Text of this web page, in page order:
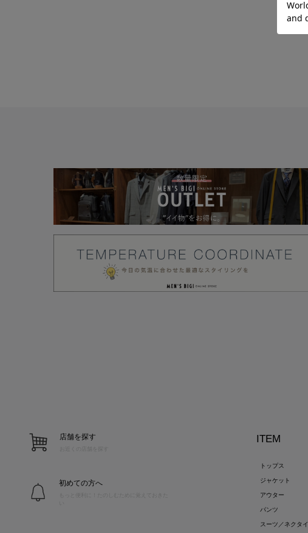
店舗を探す
お近くの店舗を探す
初めての方へ
ITEM
トップス
ジャケット
アウター
パンツ
スーツ／ネクタイ